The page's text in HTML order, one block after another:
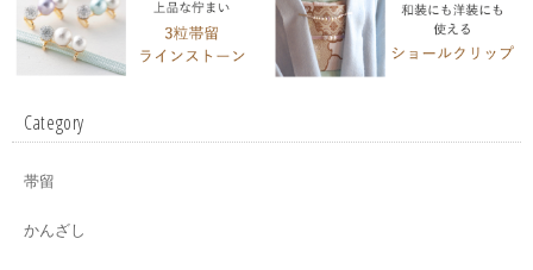
Category
帯留
かんざし